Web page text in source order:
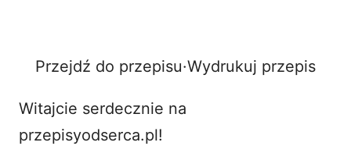
V
Przejdź do przepisu·Wydrukuj przepis
Witajcie serdecznie na
przepisyodserca.pl!